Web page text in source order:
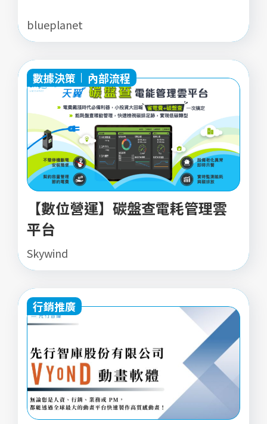
blueplanet
數據決策 內部流程
【數位營運】碳盤查電耗管理雲
平台
Skywind
行銷推廣